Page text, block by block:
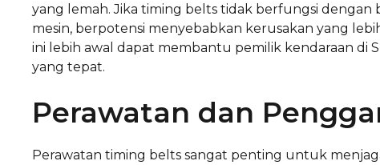
yang lemah. Jika timing belts tidak berfungsi dengan
mesin, berpotensi menyebabkan kerusakan yang
ini lebih awal dapat membantu pemilik kendaraan di
yang tepat.
Perawatan dan
Perawatan timing belts sangat penting untuk